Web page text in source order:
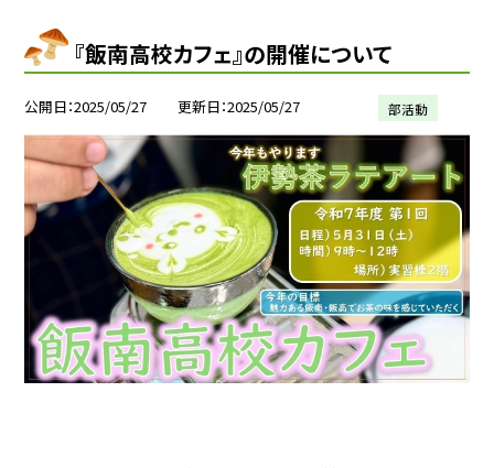
『飯南高校カフェ』の開催について
公開日 2025/05/27 更新日 2025/05/27 部活動